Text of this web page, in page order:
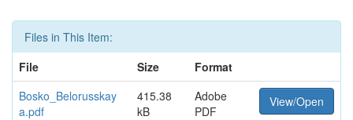
Files in This Item:
File
Size
Format
Bosko_Belorusskay
a.pdf
415.38
kB
Adobe
PDF
View/Open